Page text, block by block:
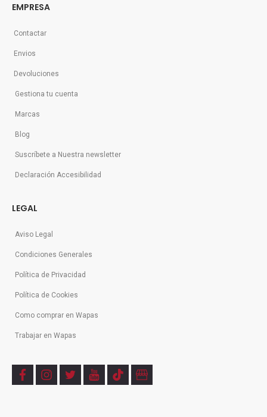
EMPRESA
Contactar
Envios
Devoluciones
Gestiona tu cuenta
Marcas
Blog
Suscríbete a Nuestra newsletter
Declaración Accesibilidad
LEGAL
Aviso Legal
Condiciones Generales
Política de Privacidad
Política de Cookies
Como comprar en Wapas
Trabajar en Wapas
f
a
i
n
t
w
y
o
t
i
b
u